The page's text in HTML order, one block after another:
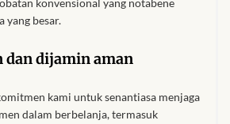
konvensional yang notabene
yang besar.
dan dijamin aman
kami untuk senantiasa menjaga
dalam berbelanja, termasuk